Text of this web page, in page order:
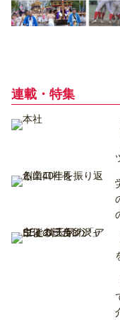
連載・特集